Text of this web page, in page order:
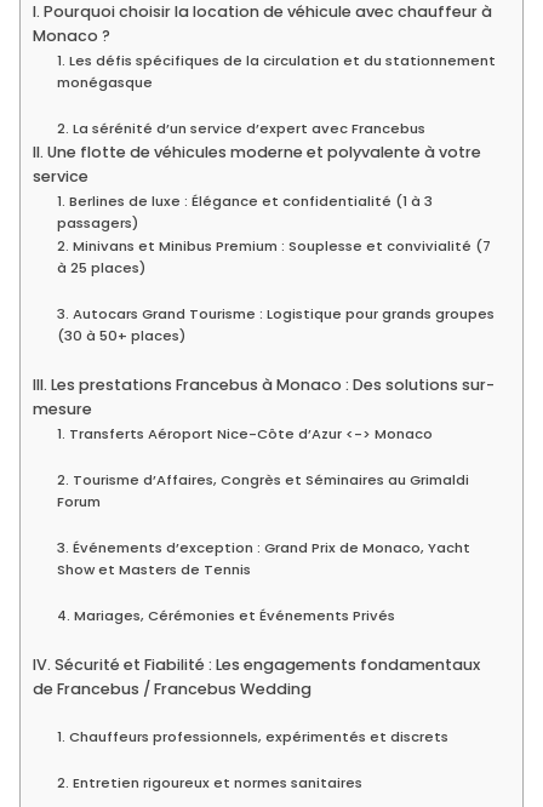
I. Pourquoi choisir la location de véhicule avec chauffeur à
Monaco ?
1. Les défis spécifiques de la circulation et du stationnement
monégasque
2. La sérénité d’un service d’expert avec Francebus
II. Une flotte de véhicules moderne et polyvalente à votre
service
1. Berlines de luxe : Élégance et confidentialité (1 à 3
passagers)
2. Minivans et Minibus Premium : Souplesse et convivialité (7
à 25 places)
3. Autocars Grand Tourisme : Logistique pour grands groupes
(30 à 50+ places)
III. Les prestations Francebus à Monaco : Des solutions sur-
mesure
1. Transferts Aéroport Nice-Côte d’Azur <-> Monaco
2. Tourisme d’Affaires, Congrès et Séminaires au Grimaldi
Forum
3. Événements d’exception : Grand Prix de Monaco, Yacht
Show et Masters de Tennis
4. Mariages, Cérémonies et Événements Privés
IV. Sécurité et Fiabilité : Les engagements fondamentaux
de Francebus / Francebus Wedding
1. Chauffeurs professionnels, expérimentés et discrets
2. Entretien rigoureux et normes sanitaires